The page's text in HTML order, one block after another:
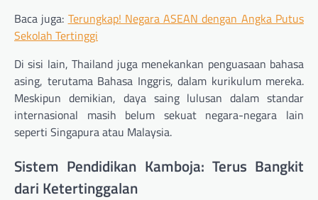
Baca juga: Terungkap! Negara ASEAN dengan Angka Putus
Sekolah Tertinggi
Di sisi lain, Thailand juga menekankan penguasaan bahasa
asing, terutama Bahasa Inggris, dalam kurikulum mereka.
Meskipun demikian, daya saing lulusan dalam standar
internasional masih belum sekuat negara-negara lain
seperti Singapura atau Malaysia.
Sistem Pendidikan Kamboja: Terus Bangkit
dari Ketertinggalan